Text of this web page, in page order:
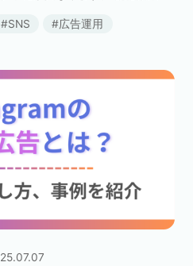
することが大切 […]
SNS 広告運用